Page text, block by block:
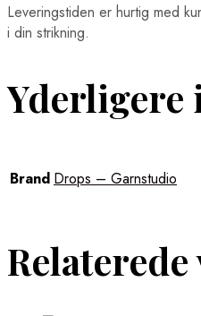
Leveringstiden er hurtig med
i din strikning.
Brand Drops – Garnstudio